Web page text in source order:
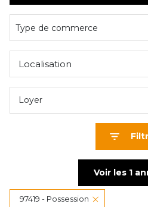
De l'immo pro
Type de commerce
Localisation
Loyer
Voir les 1
97419 - Possession